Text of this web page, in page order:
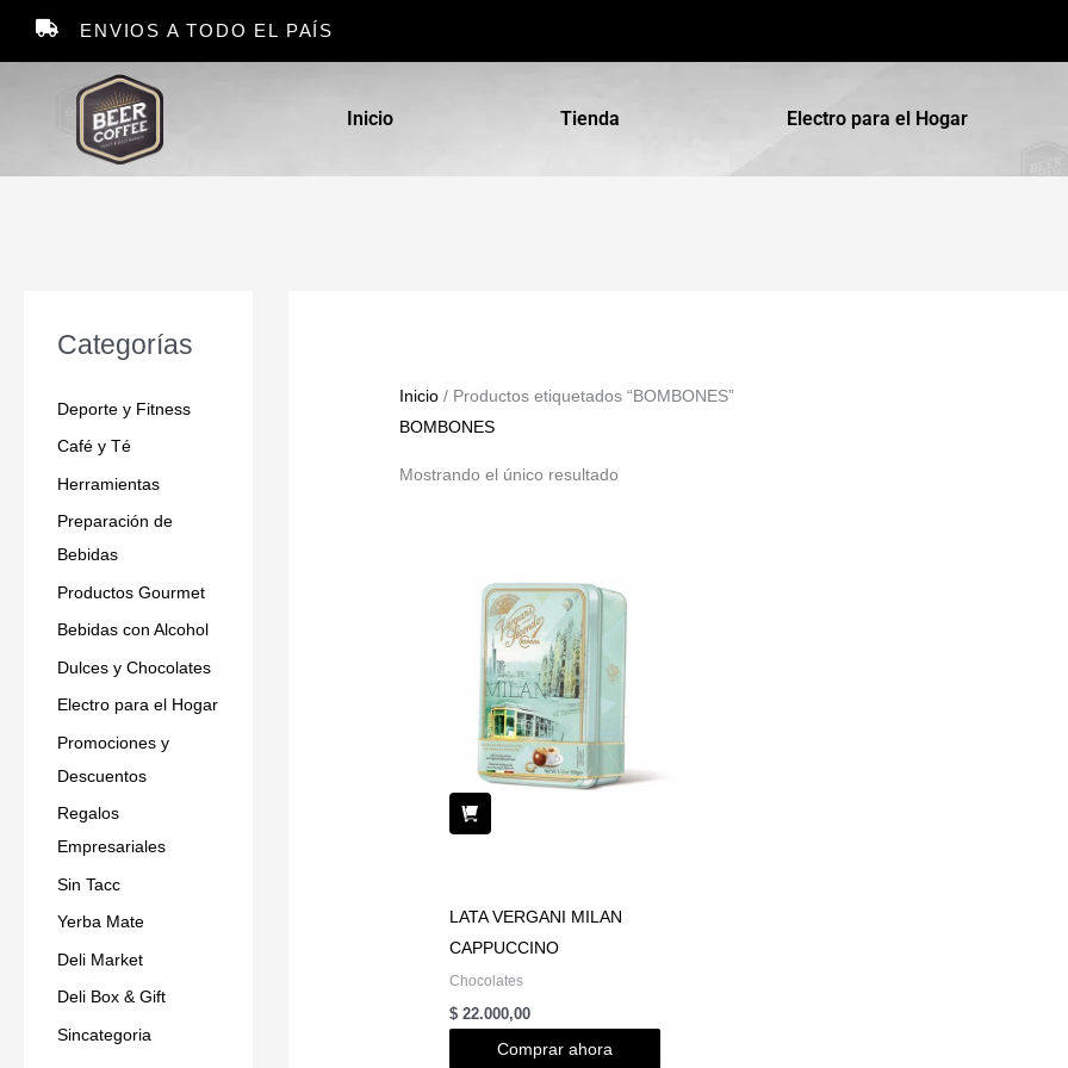
ENVIOS A TODO EL PAÍS
Inicio Tienda Electro para el Hogar
Categorías
Deporte y Fitness
Café y Té
Herramientas
Preparación de
Bebidas
Productos Gourmet
Bebidas con Alcohol
Dulces y Chocolates
Electro para el Hogar
Promociones y
Descuentos
Regalos
Empresariales
Sin Tacc
Yerba Mate
Deli Market
Deli Box & Gift
Sincategoria
Inicio / Productos etiquetados “BOMBONES”
BOMBONES
Mostrando el único resultado
LATA VERGANI MILAN
CAPPUCCINO
Chocolates
$ 22.000,00
Comprar ahora